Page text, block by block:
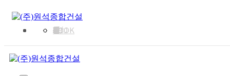
회사소개
CEO인사말
회사개요
회사연혁
기업이념
조직구성
사업분야
주택사업
건축사업
분양사업
공공사업
인테리어
PROJECT
진행현장
예정현장
시공실적리스트
채용정보
채용정보
협력사모집
인재상
인사/교육제도
복리후생
고객지원
건축진행절차
1:1건축상담
오시는길
E-BOOK